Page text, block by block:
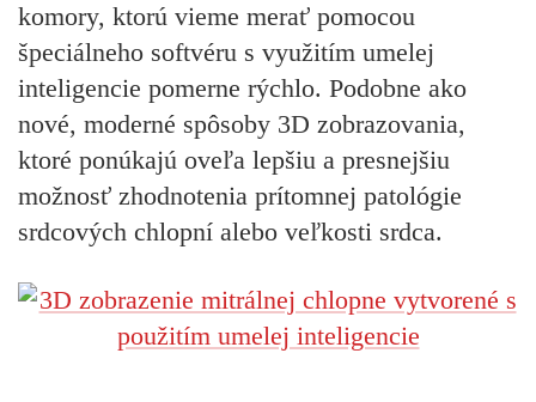
komory, ktorú vieme merať pomocou
špeciálneho softvéru s využitím umelej
inteligencie pomerne rýchlo. Podobne ako
nové, moderné spôsoby 3D zobrazovania,
ktoré ponúkajú oveľa lepšiu a presnejšiu
možnosť zhodnotenia prítomnej patológie
srdcových chlopní alebo veľkosti srdca.